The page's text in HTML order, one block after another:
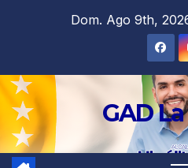
Dom. Ago 9th,
GAD